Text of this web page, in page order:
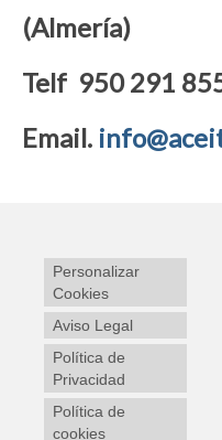
(Almería)
Telf 950 291
Email.
Personalizar
Cookies
Aviso Legal
Política de
Privacidad
Política de
cookies